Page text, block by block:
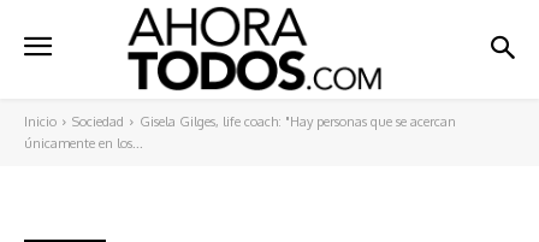
Inicio Sociedad
Gisela Gilges, life coach: "Hay personas que se acercan
únicamente en los...